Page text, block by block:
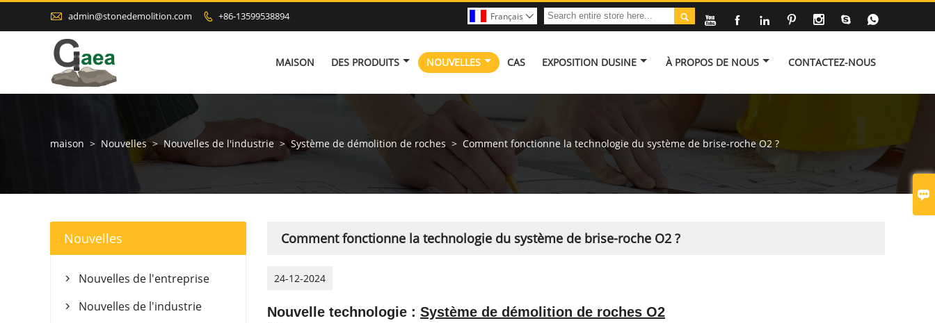

 admin@stonedemolition.com  +86-13599538894       

Français 
MAISON DES PRODUITS NOUVELLES CAS EXPOSITION DUSINE À PROPOS DE NOUS CONTACTEZ-NOUS
maison > Nouvelles > Nouvelles de l'industrie > Système de démolition de roches > Comment fonctionne la technologie du système de brise-roche O2 ?
Comment fonctionne la technologie du système de brise-roche O2 ?
24-12-2024
Nouvelle technologie : Système de démolition de roches O2
Nouvelles
 Nouvelles de l'entreprise
 Nouvelles de l'industrie